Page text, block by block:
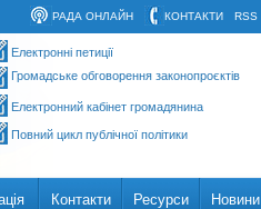
RSS
КОНТАКТИ
РАДА ОНЛАЙН
Електронні петиції
Громадське обговорення законопроєктів
Електронний кабінет громадянина
Повний цикл публічної політики
Контакти Ресурси Новини